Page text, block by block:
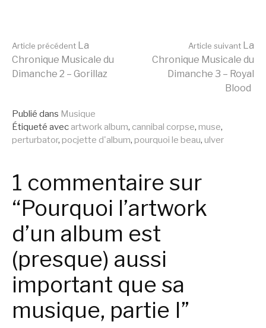
Lire
suite
Article précédent La
Chronique Musicale du
Dimanche 2 – Gorillaz
Article suivant La
Chronique Musicale du
Dimanche 3 – Royal
Blood
Publié dans Musique
Étiqueté avec artwork album, cannibal corpse, muse,
perturbator, pocjette d'album, pourquoi le beau, ulver
1 commentaire sur
“Pourquoi l’artwork
d’un album est
(presque) aussi
important que sa
musique, partie I”